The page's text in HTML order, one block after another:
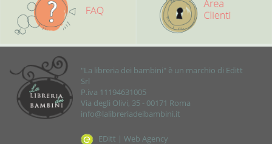
"La libreria dei bambini" è un marchio di Editt
Srl
P.iva 11194631005
Via degli Olivi, 35 - 00171 Roma
info@lalibreriadeibambini.it
EDitt | Web Agency